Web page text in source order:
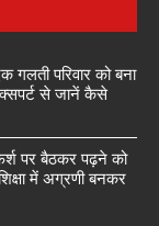
परिवार को बना
से जानें कैसे
पर बैठकर पढ़ने को
में अग्रणी बनकर